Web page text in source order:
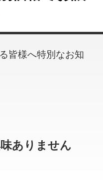
皆様へ特別なお知
ありません